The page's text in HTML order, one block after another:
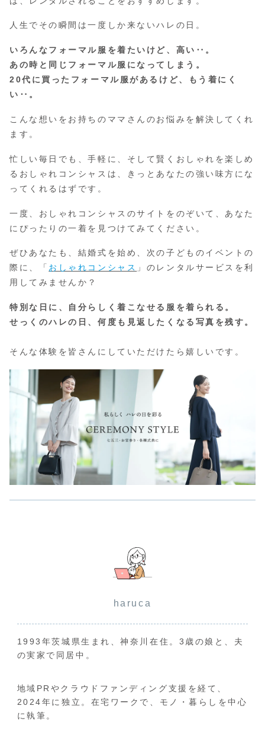
人生でその瞬間は一度しか来ないハレの日。
いろんなフォーマル服を着たいけど、高い‥。
あの時と同じフォーマル服になってしまう。
20代に買ったフォーマル服があるけど、もう着にく
い‥。
こんな想いをお持ちのママさんのお悩みを解決してくれ
ます。
忙しい毎日でも、手軽に、そして賢くおしゃれを楽しめ
るおしゃれコンシャスは、きっとあなたの強い味方にな
ってくれるはずです。
一度、おしゃれコンシャスのサイトをのぞいて、あなた
にぴったりの一着を見つけてみてください。
ぜひあなたも、結婚式を始め、次の子どものイベントの
際に、「 おしゃれコンシャス 」のレンタルサービスを利
用してみませんか？
特別な日に、自分らしく着こなせる服を着られる。
せっくのハレの日、何度も見返したくなる写真を残す。
そんな体験を皆さんにしていただけたら嬉しいです。
haruca
1993年茨城県生まれ、神奈川在住。3歳の娘と、夫
の実家で同居中。
地域PRやクラウドファンディング支援を経て、
2024年に独立。在宅ワークで、モノ・暮らしを中心
に執筆。